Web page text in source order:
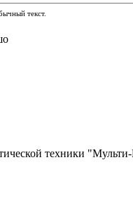
текст.
техники